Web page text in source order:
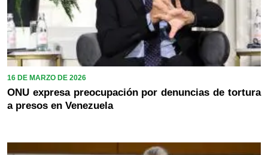
16 DE MARZO DE 2026
ONU expresa preocupación por denuncias de tortura
a presos en Venezuela